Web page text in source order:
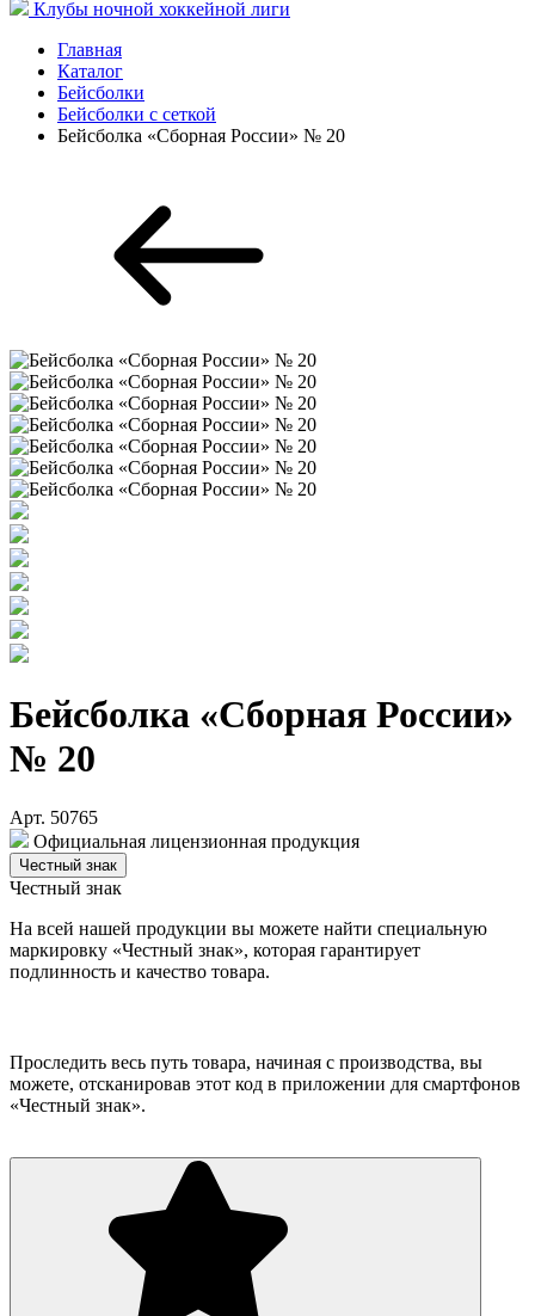
Клубы ночной хоккейной лиги
Главная
Каталог
Бейсболки
Бейсболки с сеткой
Бейсболка «Сборная России» № 20
Бейсболка «Сборная России»
№ 20
Арт. 50765
Официальная лицензионная продукция
Честный знак
Честный знак
На всей нашей продукции вы можете найти специальную
маркировку «Честный знак», которая гарантирует
подлинность и качество товара.
Проследить весь путь товара, начиная с производства, вы
можете, отсканировав этот код в приложении для смартфонов
«Честный знак».